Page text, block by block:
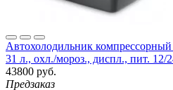
Автохолодильник
31 л., охл./мороз., диспл., пит. 12/
43800 руб.
Предзаказ